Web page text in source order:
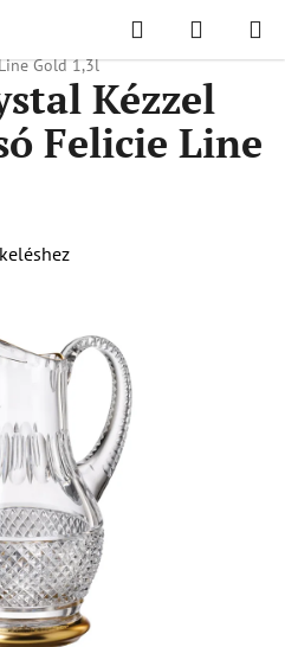
Keresés KOSÁR
Line Gold
Bohemia Crystal
Gold 1,3l
Kézzel
Felicie Line